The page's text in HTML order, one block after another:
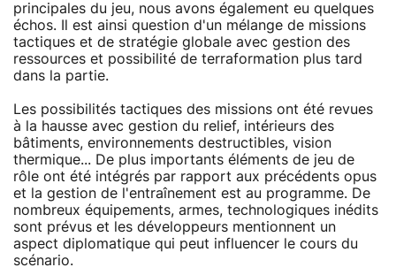
principales du jeu, nous avons également eu quelques
échos. Il est ainsi question d'un mélange de missions
tactiques et de stratégie globale avec gestion des
ressources et possibilité de terraformation plus tard
dans la partie.
Les possibilités tactiques des missions ont été revues
à la hausse avec gestion du relief, intérieurs des
bâtiments, environnements destructibles, vision
thermique... De plus importants éléments de jeu de
rôle ont été intégrés par rapport aux précédents opus
et la gestion de l'entraînement est au programme. De
nombreux équipements, armes, technologiques inédits
sont prévus et les développeurs mentionnent un
aspect diplomatique qui peut influencer le cours du
scénario.